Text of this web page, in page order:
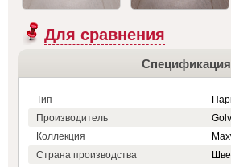
Для сравнения
Спецификация
Тип
Производитель
Коллекция
Страна производства